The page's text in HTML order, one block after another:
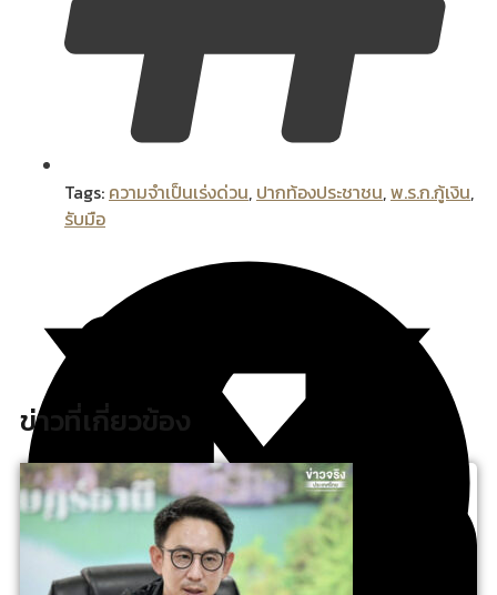
Tags: ความจำเป็นเร่งด่วน, ปากท้องประชาชน,พ.ร.ก.กู้เงิน,
รับมือ
ข่าวที่เกี่ยวข้อง